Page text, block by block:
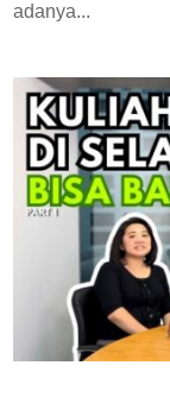
adanya...